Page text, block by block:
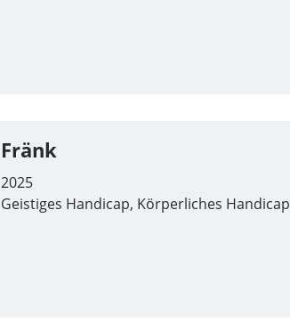
Fränk
2025
Geistiges Handicap, Körperliches Handicap